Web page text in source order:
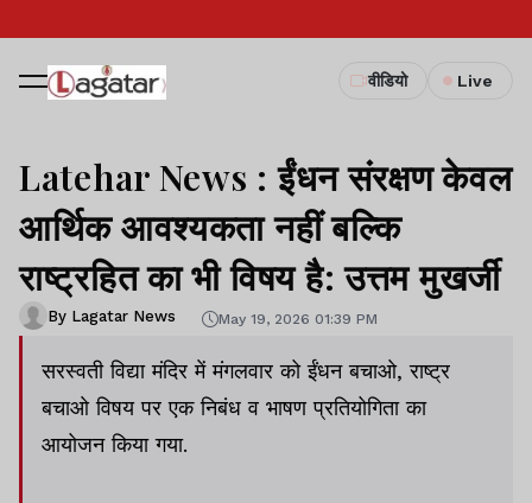
वीडियो Live
Latehar News : ईंधन संरक्षण केवल
आर्थिक आवश्यकता नहीं बल्कि
राष्ट्रहित का भी विषय है: उत्तम मुखर्जी
By Lagatar News May 19, 2026 01:39 PM
सरस्‍वती विद्या मंदिर में मंगलवार को ईंधन बचाओ, राष्ट्र
बचाओ विषय पर एक निबंध व भाषण प्रतियोगिता का
आयोजन किया गया.